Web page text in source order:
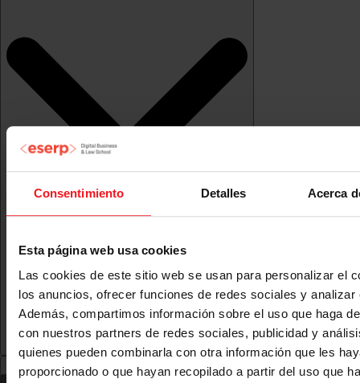
Consentimiento Detalles Acerca
Esta página web usa cookies
Las cookies de este sitio web se usan para personalizar el
los anuncios, ofrecer funciones de redes sociales y analizar
Además, compartimos información sobre el uso que haga
con nuestros partners de redes sociales, publicidad y
quienes pueden combinarla con otra información que les
proporcionado o que hayan recopilado a partir del uso que